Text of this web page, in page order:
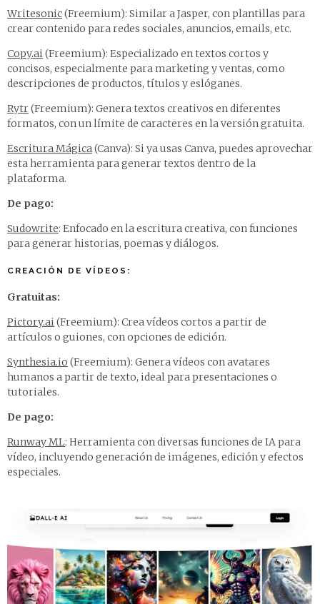
Writesonic(Freemium): Similar a Jasper, con plantillas para
crear contenido para redes sociales, anuncios, emails, etc.
Copy.ai(Freemium): Especializado en textos cortos y
concisos, especialmente para marketing y ventas, como
descripciones de productos, títulos y eslóganes.
Rytr(Freemium): Genera textos creativos en diferentes
formatos, con un límite de caracteres en la versión gratuita.
Escritura Mágica(Canva): Si ya usas Canva, puedes aprovechar
esta herramienta para generar textos dentro de la
plataforma.
De pago:
Sudowrite: Enfocado en la escritura creativa, con funciones
para generar historias, poemas y diálogos.
CREACIÓN DE VÍDEOS:
Gratuitas:
Pictory.ai(Freemium): Crea vídeos cortos a partir de
artículos o guiones, con opciones de edición.
Synthesia.io (Freemium): Genera vídeos con avatares
humanos a partir de texto, ideal para presentaciones o
tutoriales.
De pago:
Runway ML: Herramienta con diversas funciones de IA para
vídeo, incluyendo generación de imágenes, edición y efectos
especiales.